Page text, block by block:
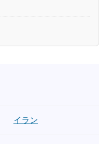
イラン